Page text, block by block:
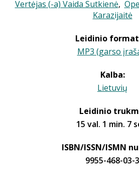
Vertėjas (-a) Vaida Sutkienė,
Karazijaitė
Leidinio
MP3 (garso
Kalba:
Lietuvių
Leidinio
15 val. 1 min. 7
ISBN/ISSN/ISMN
9955-468-03-3